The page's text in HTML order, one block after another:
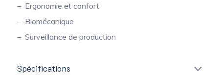
Ergonomie et confort
Biomécanique
Surveillance de production
Spécifications